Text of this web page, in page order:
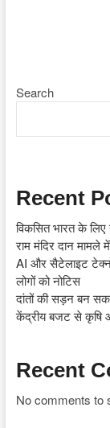
Search
Recent
विकसित भारत के
राम मंदिर दान
AI और सैटेलाइट
लोगों को नोटिस
दांतों की सड़न बन
केंद्रीय बजट से कृषि
Recent
No comments to